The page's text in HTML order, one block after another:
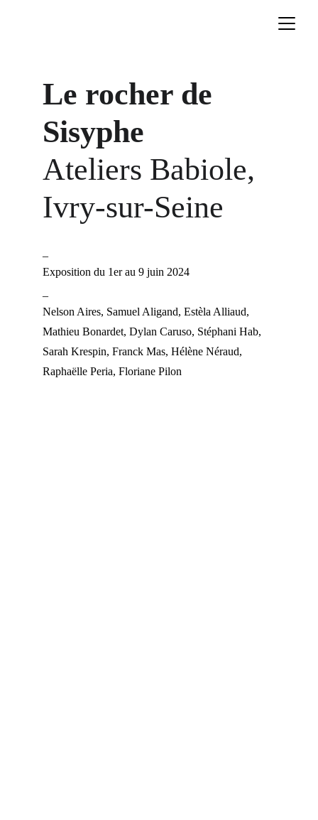
Le rocher de
Sisyphe
Ateliers Babiole,
Ivry-sur-Seine
Exposition du 1er au 9 juin 2024
Nelson Aires, Samuel Aligand, Estèla Alliaud,
Mathieu Bonardet, Dylan Caruso, Stéphani Hab,
Sarah Krespin, Franck Mas, Hélène Néraud,
Raphaëlle Peria, Floriane Pilon